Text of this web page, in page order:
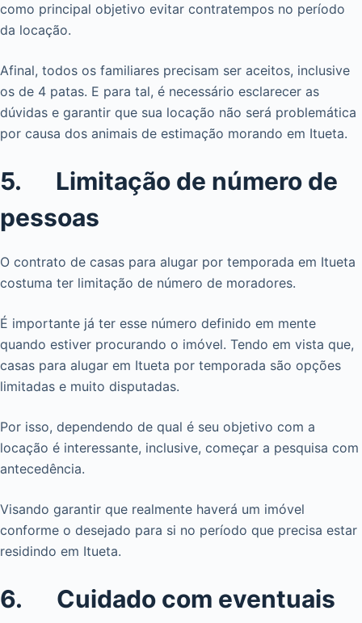
como principal objetivo evitar contratempos no período
da locação.
Afinal, todos os familiares precisam ser aceitos, inclusive
os de 4 patas. E para tal, é necessário esclarecer as
dúvidas e garantir que sua locação não será problemática
por causa dos animais de estimação morando em Itueta.
5. Limitação de número de
pessoas
O contrato de casas para alugar por temporada em Itueta
costuma ter limitação de número de moradores.
É importante já ter esse número definido em mente
quando estiver procurando o imóvel. Tendo em vista que,
casas para alugar em Itueta por temporada são opções
limitadas e muito disputadas.
Por isso, dependendo de qual é seu objetivo com a
locação é interessante, inclusive, começar a pesquisa com
antecedência.
Visando garantir que realmente haverá um imóvel
conforme o desejado para si no período que precisa estar
residindo em Itueta.
6. Cuidado com eventuais